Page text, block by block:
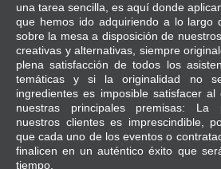
una tarea sencilla, es aquí donde
que hemos ido adquiriendo a lo largo
sobre la mesa a disposición de
creativas y alternativas, siempre
plena satisfacción de todos los
temáticas y si la originalidad no
ingredientes es imposible satisfacer
nuestras principales premisas: La
nuestros clientes es imprescindible,
que cada uno de los eventos o
finalicen en un auténtico éxito que
tiempo.